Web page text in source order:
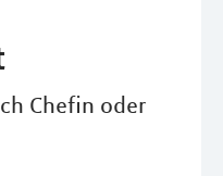
Chefin oder